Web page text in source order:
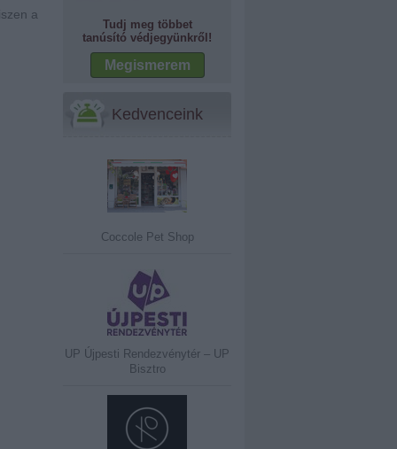
a
Tudj meg többet
tanúsító védjegyünkről!
Megismerem
Kedvenceink
Coccole Pet Shop
UP Újpesti Rendezvénytér – UP
Bisztro